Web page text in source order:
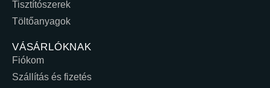
Tisztítószerek
Töltőanyagok
VÁSÁRLÓKNAK
Fiókom
Szállítás és fizetés